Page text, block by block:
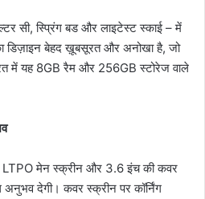
सी, स्प्रिंग बड और लाइटेस्ट स्काई – में
डिज़ाइन बेहद ख़ूबसूरत और अनोखा है, जो
में यह 8GB रैम और 256GB स्टोरेज वाले
मेन स्क्रीन और 3.6 इंच की कवर
देगी। कवर स्क्रीन पर कॉर्निंग